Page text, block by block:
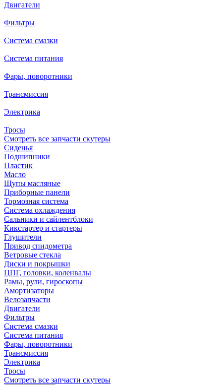
Двигатели
Фильтры
Система смазки
Система питания
Фары, поворотники
Трансмиссия
Электрика
Тросы
Смотреть все запчасти скутеры
Сиденья
Подшипники
Пластик
Масло
Щупы масляные
Приборные панели
Тормозная система
Система охлаждения
Сальники и сайлентблоки
Кикстартер и стартеры
Глушители
Привод спидометра
Ветровые стекла
Диски и покрышки
ЦПГ, головки, коленвалы
Рамы, рули, гироскопы
Амортизаторы
Велозапчасти
Двигатели
Фильтры
Система смазки
Система питания
Фары, поворотники
Трансмиссия
Электрика
Тросы
Смотреть все запчасти скутеры